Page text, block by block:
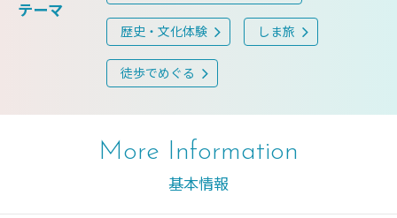
テーマ
歴史・文化体験 しま旅
徒歩でめぐる
More Information
基本情報